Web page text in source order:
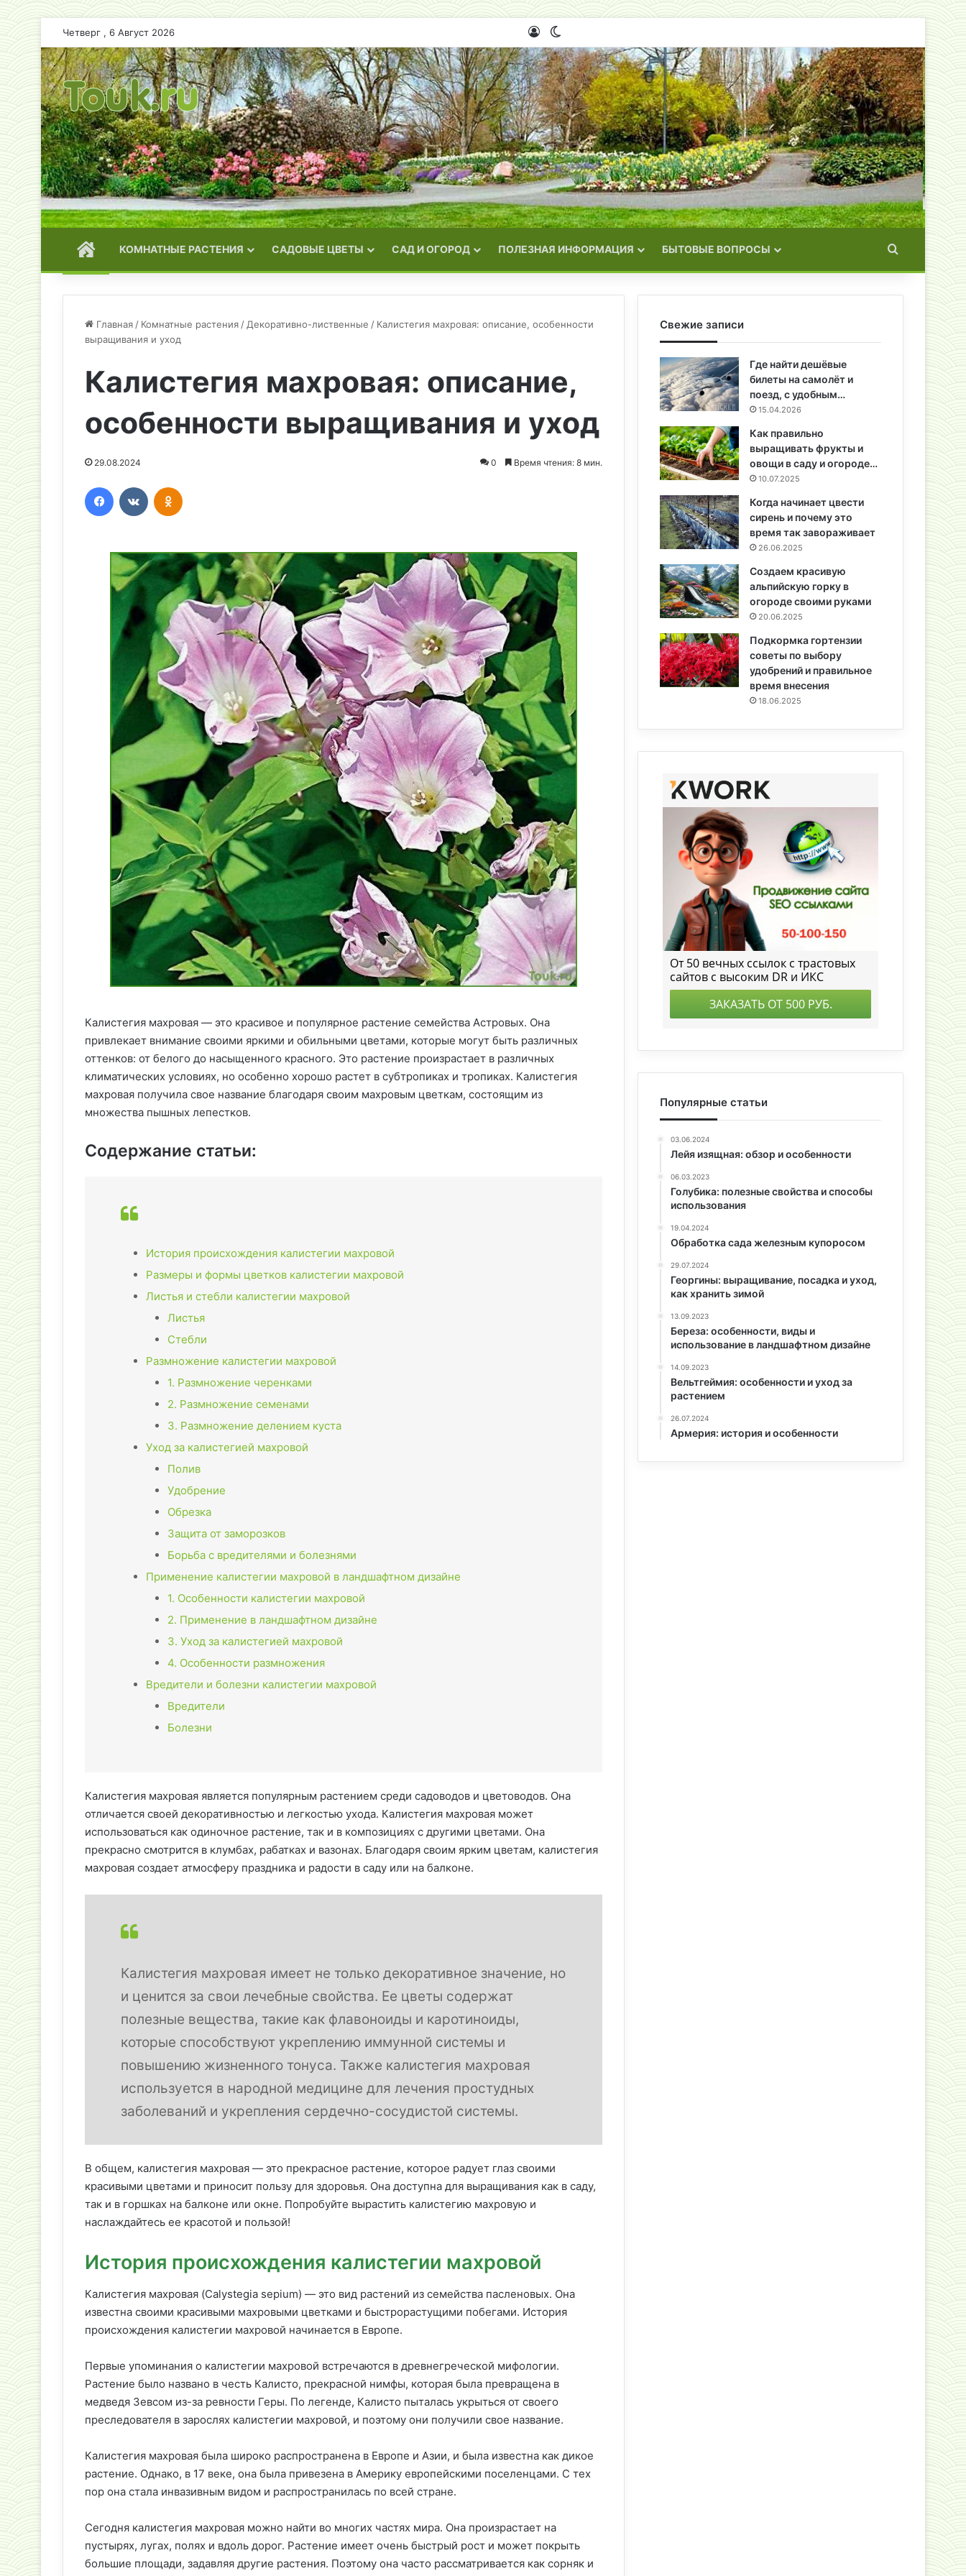
Четверг , 6 Август 2026 Войти
ГЛАВНАЯКОМНАТНЫЕ РАСТЕНИЯ САДОВЫЕ ЦВЕТЫ САД И ОГОРОД ПОЛЕЗНАЯ ИНФОРМАЦИЯ БЫТОВЫЕ ВОПРОСЫ Искать
Главная / Комнатные растения / Декоративно-лиственные / Калистегия махровая: описание, особенности
выращивания и уход
Калистегия махровая: описание,
особенности выращивания и уход
29.08.2024 0 Время чтения: 8 мин.
Калистегия махровая — это красивое и популярное растение семейства Астровых. Она
привлекает внимание своими яркими и обильными цветами, которые могут быть различных
оттенков: от белого до насыщенного красного. Это растение произрастает в различных
климатических условиях, но особенно хорошо растет в субтропиках и тропиках. Калистегия
махровая получила свое название благодаря своим махровым цветкам, состоящим из
множества пышных лепестков.
Содержание статьи:
История происхождения калистегии махровой
Размеры и формы цветков калистегии махровой
Листья и стебли калистегии махровой
Листья
Стебли
Размножение калистегии махровой
1. Размножение черенками
2. Размножение семенами
3. Размножение делением куста
Уход за калистегией махровой
Полив
Удобрение
Обрезка
Защита от заморозков
Борьба с вредителями и болезнями
Применение калистегии махровой в ландшафтном дизайне
1. Особенности калистегии махровой
2. Применение в ландшафтном дизайне
3. Уход за калистегией махровой
4. Особенности размножения
Вредители и болезни калистегии махровой
Вредители
Болезни
Калистегия махровая является популярным растением среди садоводов и цветоводов. Она
отличается своей декоративностью и легкостью ухода. Калистегия махровая может
использоваться как одиночное растение, так и в композициях с другими цветами. Она
прекрасно смотрится в клумбах, рабатках и вазонах. Благодаря своим ярким цветам, калистегия
махровая создает атмосферу праздника и радости в саду или на балконе.
Калистегия махровая имеет не только декоративное значение, но
и ценится за свои лечебные свойства. Ее цветы содержат
полезные вещества, такие как флавоноиды и каротиноиды,
которые способствуют укреплению иммунной системы и
повышению жизненного тонуса. Также калистегия махровая
используется в народной медицине для лечения простудных
заболеваний и укрепления сердечно-сосудистой системы.
В общем, калистегия махровая — это прекрасное растение, которое радует глаз своими
красивыми цветами и приносит пользу для здоровья. Она доступна для выращивания как в саду,
так и в горшках на балконе или окне. Попробуйте вырастить калистегию махровую и
наслаждайтесь ее красотой и пользой!
История происхождения калистегии махровой
Калистегия махровая (Calystegia sepium) — это вид растений из семейства пасленовых. Она
известна своими красивыми махровыми цветками и быстрорастущими побегами. История
происхождения калистегии махровой начинается в Европе.
Первые упоминания о калистегии махровой встречаются в древнегреческой мифологии.
Растение было названо в честь Калисто, прекрасной нимфы, которая была превращена в
медведя Зевсом из-за ревности Геры. По легенде, Калисто пыталась укрыться от своего
преследователя в зарослях калистегии махровой, и поэтому они получили свое название.
Калистегия махровая была широко распространена в Европе и Азии, и была известна как дикое
растение. Однако, в 17 веке, она была привезена в Америку европейскими поселенцами. С тех
пор она стала инвазивным видом и распространилась по всей стране.
Сегодня калистегия махровая можно найти во многих частях мира. Она произрастает на
пустырях, лугах, полях и вдоль дорог. Растение имеет очень быстрый рост и может покрыть
большие площади, задавляя другие растения. Поэтому она часто рассматривается как сорняк и
Свежие записи
Где найти дешёвые
билеты на самолёт и
поезд, с удобным…
15.04.2026
Как правильно
выращивать фрукты и
овощи в саду и огороде…
10.07.2025
Когда начинает цвести
сирень и почему это
время так завораживает
26.06.2025
Создаем красивую
альпийскую горку в
огороде своими руками
20.06.2025
Подкормка гортензии
советы по выбору
удобрений и правильное
время внесения
18.06.2025
Популярные статьи
03.06.2024
Лейя изящная: обзор и особенности
06.03.2023
Голубика: полезные свойства и способы
использования
19.04.2024
Обработка сада железным купоросом
29.07.2024
Георгины: выращивание, посадка и уход,
как хранить зимой
13.09.2023
Береза: особенности, виды и
использование в ландшафтном дизайне
14.09.2023
Вельтгеймия: особенности и уход за
растением
26.07.2024
Армерия: история и особенности